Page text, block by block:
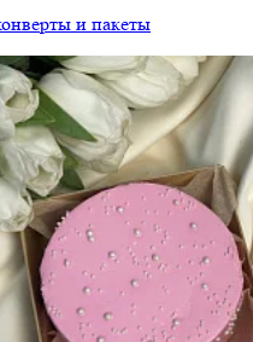
и пакеты